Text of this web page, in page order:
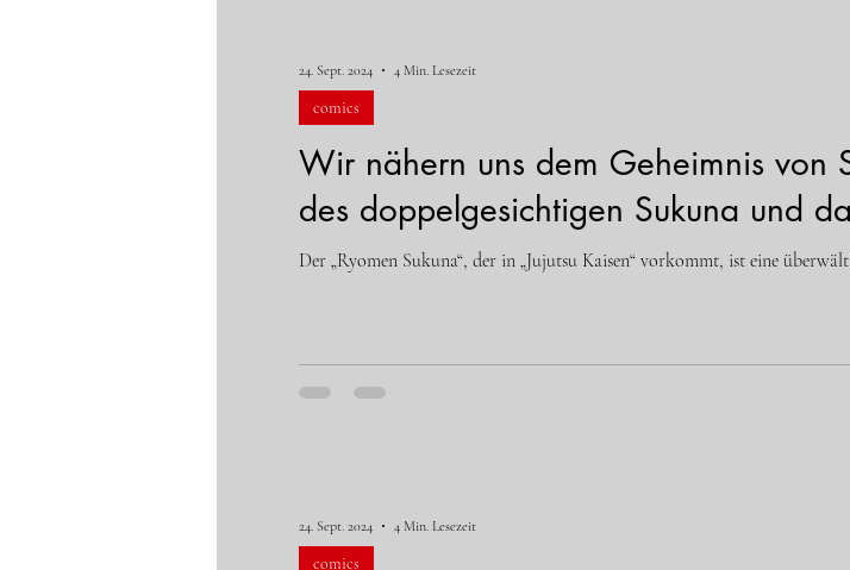
Wir nähern uns dem Geheimnis von
des doppelgesichtigen Sukuna und
Der „Ryomen Sukuna“, der in „Jujutsu Kaisen“ vorkommt, ist eine
comics
24. Sept. 2024 4 Min. Lesezeit
comics
24. Sept. 2024 4 Min. Lesezeit